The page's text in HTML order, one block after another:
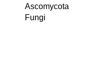
Ascomycota
Fungi